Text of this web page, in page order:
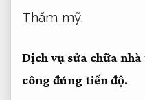
Thẩm mỹ.
Dịch vụ sửa chữa
công đúng tiến độ.